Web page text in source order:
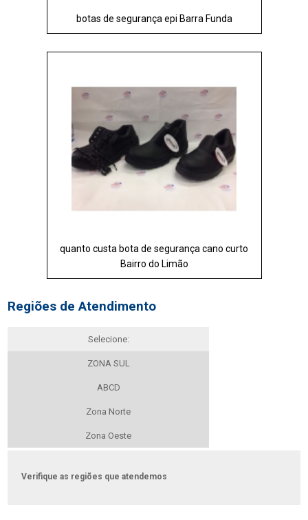
botas de segurança epi Barra Funda
quanto custa bota de segurança cano curto
Bairro do Limão
Regiões de Atendimento
Selecione:
ZONA SUL
ABCD
Zona Norte
Zona Oeste
Verifique as regiões que atendemos